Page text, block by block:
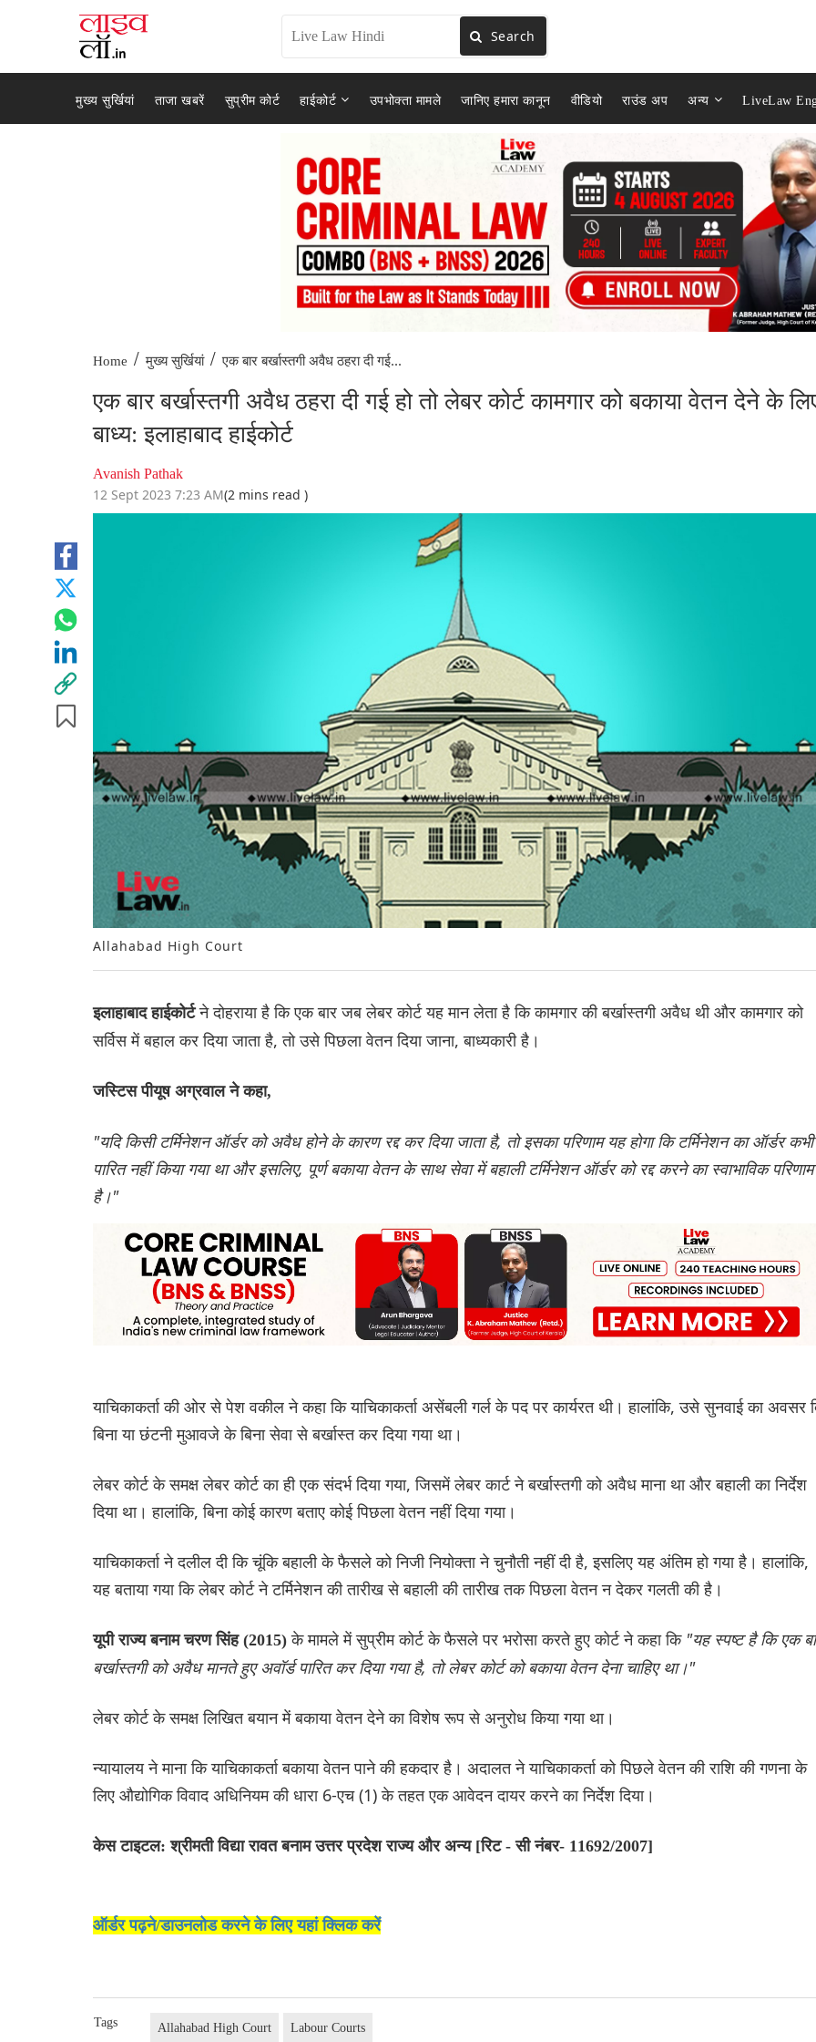
Search
मुख्य सुर्खियां ताजा खबरें सुप्रीम कोर्ट हाईकोर्ट उपभोक्ता मामले जानिए हमारा कानून वीडियो राउंड अप अन्य LiveLaw
Home / मुख्य सुर्खियां / एक बार बर्खास्तगी अवैध ठहरा दी गई...
एक बार बर्खास्तगी अवैध ठहरा दी गई हो तो लेबर कोर्ट कामगार को बकाया वेतन देने के
बाध्य: इलाहाबाद हाईकोर्ट
Avanish Pathak
12 Sept 2023 7:23 AM(2 mins read )
Allahabad High Court
इलाहाबाद हाईकोर्टने दोहराया है कि एक बार जब लेबर कोर्ट यह मान लेता है कि कामगार की बर्खास्तगी अवैध थी और कामगार को
सर्विस में बहाल कर दिया जाता है, तो उसे पिछला वेतन दिया जाना, बाध्यकारी है।
जस्टिस पीयूष अग्रवाल ने कहा,
"यदि किसी टर्मिनेशन ऑर्डर को अवैध होने के कारण रद्द कर दिया जाता है, तो इसका परिणाम यह होगा कि टर्मिनेशन का ऑर्डर कभी
पारित नहीं किया गया था और इसलिए, पूर्ण बकाया वेतन के साथ सेवा में बहाली टर्मिनेशन ऑर्डर को रद्द करने का स्वाभाविक परिणाम
है।"
याचिकाकर्ता की ओर से पेश वकील ने कहा कि याचिकाकर्ता असेंबली गर्ल के पद पर कार्यरत थी। हालांकि, उसे सुनवाई का अवसर
बिना या छंटनी मुआवजे के बिना सेवा से बर्खास्त कर दिया गया था।
लेबर कोर्ट के समक्ष लेबर कोर्ट का ही एक संदर्भ दिया गया, जिसमें लेबर कार्ट ने बर्खास्तगी को अवैध माना था और बहाली का निर्देश
दिया था। हालांकि, बिना कोई कारण बताए कोई पिछला वेतन नहीं दिया गया।
य‌ाचिकाकर्ता ने दलील दी कि चूंकि बहाली के फैसले को निजी नियोक्ता ने चुनौती नहीं दी है, इसलिए यह अंतिम हो गया है। हालांकि,
यह बताया गया कि लेबर कोर्ट ने टर्मिनेशन की तारीख से बहाली की तारीख तक पिछला वेतन न देकर गलती की है।
यूपी राज्य बनाम चरण सिंह (2015)के मामले में सुप्रीम कोर्ट के फैसले पर भरोसा करते हुए कोर्ट ने कहा कि "यह स्पष्ट है कि एक
बर्खास्तगी को अवैध मानते हुए अवॉर्ड पारित कर दिया गया है, तो लेबर कोर्ट को बकाया वेतन देना चाहिए था।"
लेबर कोर्ट के समक्ष लिखित बयान में बकाया वेतन देने का विशेष रूप से अनुरोध किया गया था।
न्यायालय ने माना कि याचिकाकर्ता बकाया वेतन पाने की हकदार है। अदालत ने याचिकाकर्ता को पिछले वेतन की राशि की गणना के
लिए औद्योगिक विवाद अधिनियम की धारा 6-एच (1) के तहत एक आवेदन दायर करने का निर्देश दिया।
केस टाइटल: श्रीमती विद्या रावत बनाम उत्तर प्रदेश राज्य और अन्य [रिट - सी नंबर- 11692/2007]
ऑर्डर पढ़ने/डाउनलोड करने के लिए यहां क्लिक करें
Tags Allahabad High Court Labour Courts